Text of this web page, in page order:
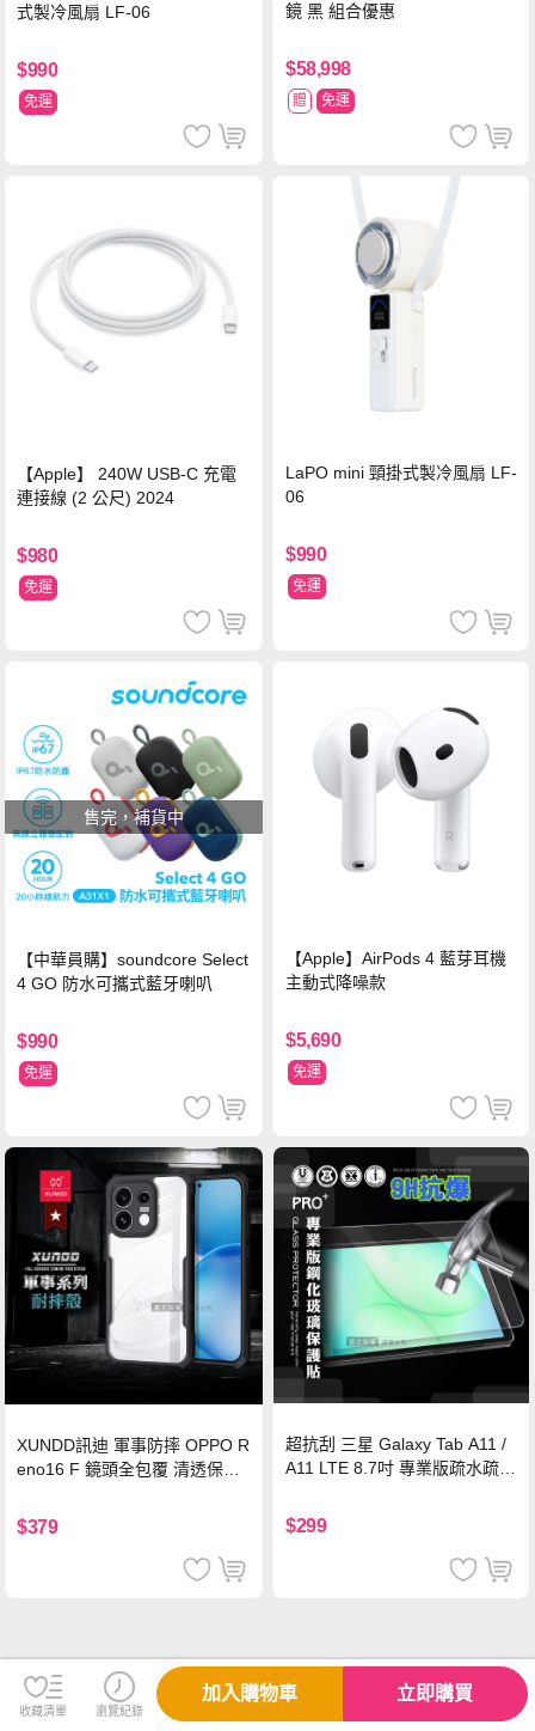
式製冷風扇 LF-06
$990
免運
鏡 黑 組合優惠
$58,998
贈 免運
【Apple】 240W USB-C 充電
連接線 (2 公尺) 2024
$980
免運
LaPO mini 頸掛式製冷風扇 LF-
06
$990
免運
售完，補貨中
【中華員購】soundcore Select
4 GO 防水可攜式藍牙喇叭
$990
免運
【Apple】AirPods 4 藍芽耳機
主動式降噪款
$5,690
免運
XUNDD訊迪 軍事防摔 OPPO R
eno16 F 鏡頭全包覆 清透保護
$379
超抗刮 三星 Galaxy Tab A11 /
A11 LTE 8.7吋 專業版疏水疏油
$299
收藏清單 瀏覽紀錄
加入購物車 立即購買